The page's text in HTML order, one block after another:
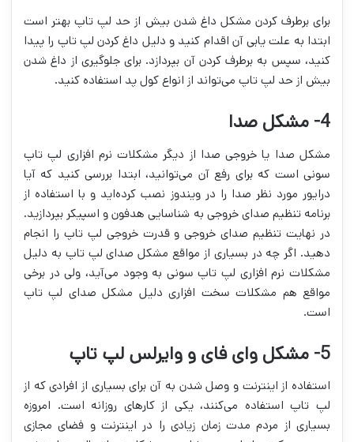
برای برطرف کردن مشکل داغ شدن بیش از حد لپ تاپ بهتر است
ابتدا به علت یابی آن اقدام کنید و دلیل داغ کردن لپ تاپ را پیدا
کنید، سپس به برطرف کردن آن بپردازد. برای جلوگیری از داغ شدن
بیش از حد لپ تاپ می‌تواند از انواع کول پد استفاده کنید.
4- مشکل صدا
مشکل صدا یا خروجی صدا از دیگر مشکلات نرم افزاری لپ تاپ
سونی است که برای رفع آن می‌توانید، ابتدا بررسی کنید که آیا
درایور مورد نظر صدا را در ویندوز نصب کرده‌اید و با استفاده از
برنامه تنظیم صدای خروجی به شناسایی هدفون و اسپیکر بپردازید.
در نهایت تنظیم صدای خروجی و قدرت خروجی لپ تاپ را انجام
دهید. اگر چه در بسیاری از مواقع مشکل صدای لپ تاپ به دلیل
مشکلات نرم افزاری لپ تاپ سونی به وجود می‌آید، ولی در برخی
مواقع هم مشکلات سخت افزاری دلیل مشکل صدای لپ تاپ
است.
5- مشکل وای فای و وایرلس لپ تاپ
استفاده از اینترنت و وصل شدن به آن برای بسیاری از افرادی که از
لپ تاپ استفاده می‌کنند، یکی از کارهای روزانه است. امروزه
بسیاری از مردم مدت زمان زیادی را در اینترنت و فضای مجازی